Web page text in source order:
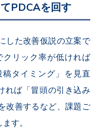
PDCAを回す
した改善仮説の立案で
クリック率が低ければ
稿タイミング」を見直
れば「冒頭の引き込み
改善するなど、課題ご
す。